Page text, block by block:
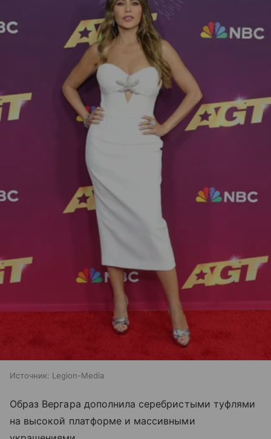
Источник: Legion-Media
Образ Вергара дополнила серебристыми туфлями
на высокой платформе и массивными